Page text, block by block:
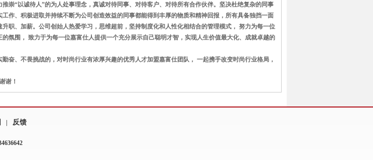
崇“以诚待人”的为人处事理念，真诚对待同事、对待客户、对待所有合作伙伴。坚决杜绝复杂的同事
作、积极进取并持续不断为公司创造效益的同事都能得到丰厚的物质和精神回报，所有具备独挡一面
职、加薪。公司创始人热爱学习，思维超前，坚持制度化和人性化相结合的管理模式， 努力为每一位
氛围， 致力于为每一位嘉富仕人提供一个充分展示自己聪明才智，实现人生价值最大化、成就卓越的
奋、不畏挑战的，对时尚行业有浓厚兴趣的优秀人才加盟嘉富仕团队， 一起携手改变时尚行业格局，
谢！
反馈